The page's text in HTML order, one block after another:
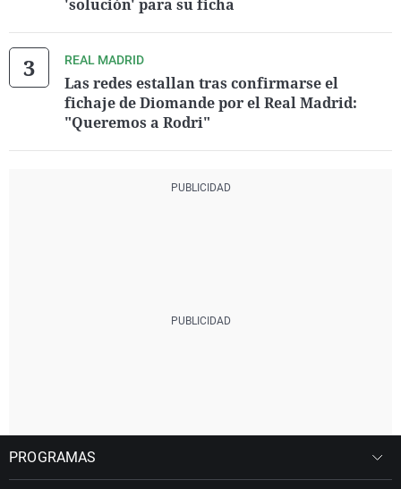
'solución' para su ficha
REAL MADRID
Las redes estallan tras confirmarse el
fichaje de Diomande por el Real Madrid:
"Queremos a Rodri"
PROGRAMAS